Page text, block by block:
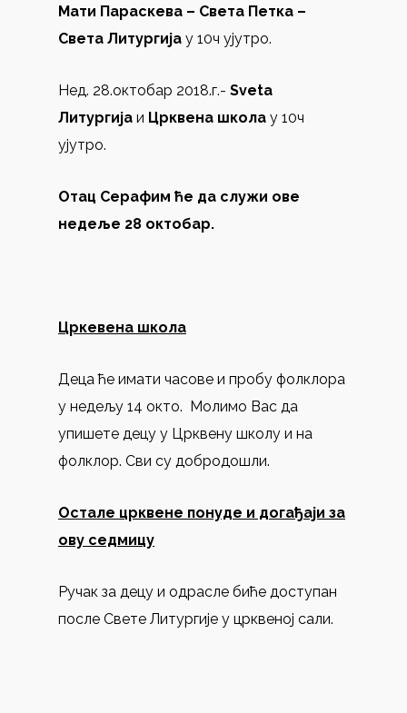
Мати Параскева – Света Петка –
Света Литургија у 10ч ујутро.
Нед. 28.октобар 2018.г.- Sveta
Литургија и Црквена школа у 10ч
ујутро.
Отац Серафим ће да служи ове
недеље 28 октобар.
Цркевена школа
Деца ће имати часове и пробу фолклора
у недељу 14 окто. Молимо Вас да
упишете децу у Црквену школу и на
фолклор. Сви су добродошли.
Остале црквене понуде и догађаји за
ову седмицу
Ручак за децу и одрасле биће доступан
после Свете Литургије у црквеној сали.